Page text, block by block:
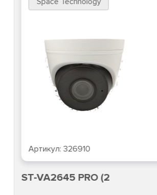
Артикул:326910
ST-VA2645 PRO (2